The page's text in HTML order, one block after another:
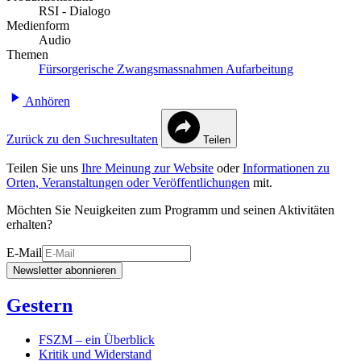
RSI - Dialogo
Medienform
Audio
Themen
Fürsorgerische Zwangsmassnahmen Aufarbeitung
Anhören
Zurück zu den Suchresultaten Teilen
Teilen Sie uns Ihre Meinung zur Website oderInformationen zu
Orten, Veranstaltungen oder Veröffentlichungen mit.
Möchten Sie Neuigkeiten zum Programm und seinen Aktivitäten
erhalten?
E-Mail
Newsletter abonnieren
Gestern
FSZM – ein Überblick
Kritik und Widerstand